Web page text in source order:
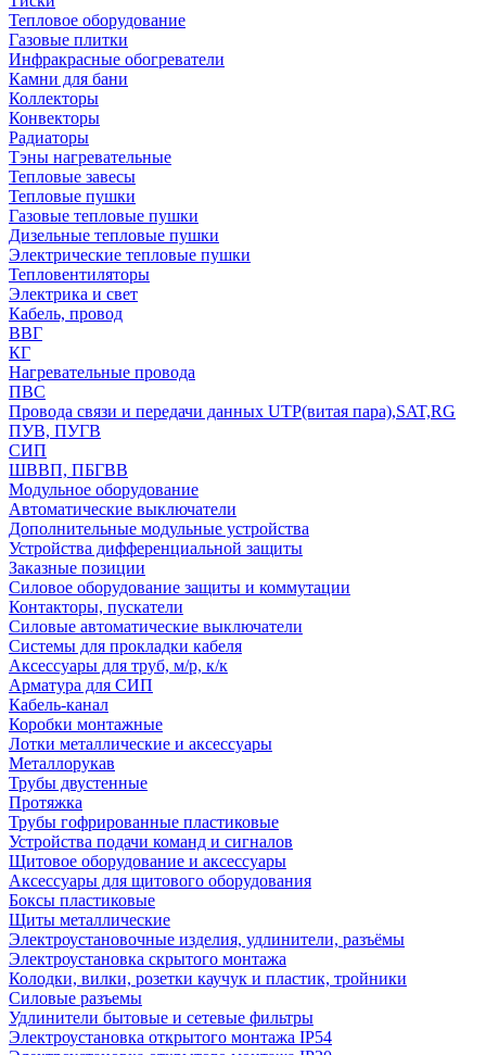
Тепловое оборудование
Газовые плитки
Инфракрасные обогреватели
Камни для бани
Коллекторы
Конвекторы
Радиаторы
Тэны нагревательные
Тепловые завесы
Тепловые пушки
Газовые тепловые пушки
Дизельные тепловые пушки
Электрические тепловые пушки
Тепловентиляторы
Электрика и свет
Кабель, провод
ВВГ
КГ
Нагревательные провода
ПВС
Провода связи и передачи данных UTP(витая пара),SAT,RG
ПУВ, ПУГВ
СИП
ШВВП, ПБГВВ
Модульное оборудование
Автоматические выключатели
Дополнительные модульные устройства
Устройства дифференциальной защиты
Заказные позиции
Силовое оборудование защиты и коммутации
Контакторы, пускатели
Силовые автоматические выключатели
Системы для прокладки кабеля
Аксессуары для труб, м/р, к/к
Арматура для СИП
Кабель-канал
Коробки монтажные
Лотки металлические и аксессуары
Металлорукав
Трубы двустенные
Протяжка
Трубы гофрированные пластиковые
Устройства подачи команд и сигналов
Щитовое оборудование и аксессуары
Аксессуары для щитового оборудования
Боксы пластиковые
Щиты металлические
Электроустановочные изделия, удлинители, разъёмы
Электроустановка скрытого монтажа
Колодки, вилки, розетки каучук и пластик, тройники
Силовые разъемы
Удлинители бытовые и сетевые фильтры
Электроустановка открытого монтажа IP54